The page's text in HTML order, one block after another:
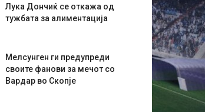
Лука Дончиќ се откажа од
тужбата за алиментација
Мелсунген ги предупреди
своите фанови за мечот со
Вардар во Скопје